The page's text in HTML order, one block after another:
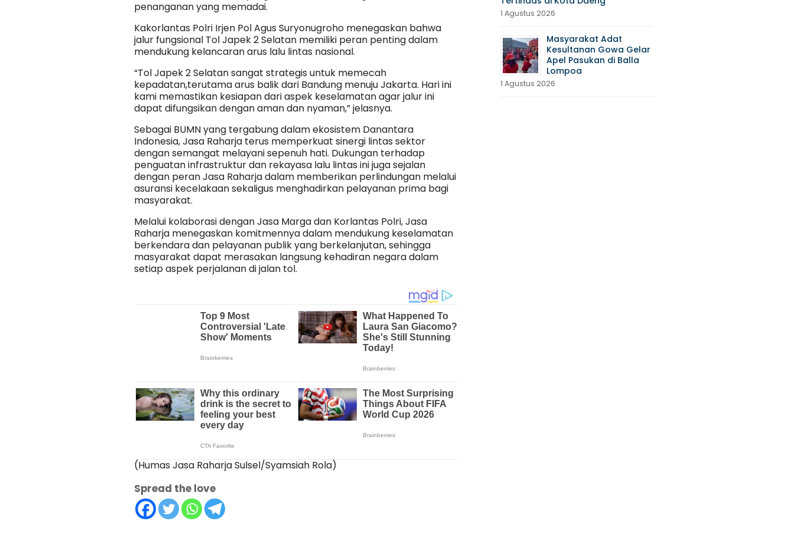
penanganan yang memadai.
Kakorlantas Polri Irjen Pol Agus Suryonugroho menegaskan bahwa
jalur fungsional Tol Japek 2 Selatan memiliki peran penting dalam
mendukung kelancaran arus lalu lintas nasional.
“Tol Japek 2 Selatan sangat strategis untuk memecah
kepadatan,terutama arus balik dari Bandung menuju Jakarta. Hari ini
kami memastikan kesiapan dari aspek keselamatan agar jalur ini
dapat difungsikan dengan aman dan nyaman,” jelasnya.
Sebagai BUMN yang tergabung dalam ekosistem Danantara
Indonesia, Jasa Raharja terus memperkuat sinergi lintas sektor
dengan semangat melayani sepenuh hati. Dukungan terhadap
penguatan infrastruktur dan rekayasa lalu lintas ini juga sejalan
dengan peran Jasa Raharja dalam memberikan perlindungan melalui
asuransi kecelakaan sekaligus menghadirkan pelayanan prima bagi
masyarakat.
Melalui kolaborasi dengan Jasa Marga dan Korlantas Polri, Jasa
Raharja menegaskan komitmennya dalam mendukung keselamatan
berkendara dan pelayanan publik yang berkelanjutan, sehingga
masyarakat dapat merasakan langsung kehadiran negara dalam
setiap aspek perjalanan di jalan tol.
(Humas Jasa Raharja Sulsel/Syamsiah Rola)
Spread the love
1 Agustus 2026
Masyarakat Adat
Kesultanan Gowa Gelar
Apel Pasukan di Balla
Lompoa
1 Agustus 2026